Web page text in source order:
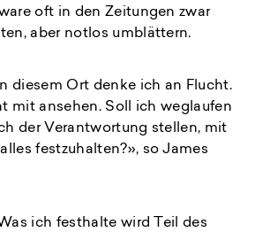
oft in den Zeitungen zwar
aber notlos umblättern.
diesem Ort denke ich an Flucht.
mit ansehen. Soll ich weglaufen
der Verantwortung stellen, mit
festzuhalten?», so James
ich festhalte wird Teil des